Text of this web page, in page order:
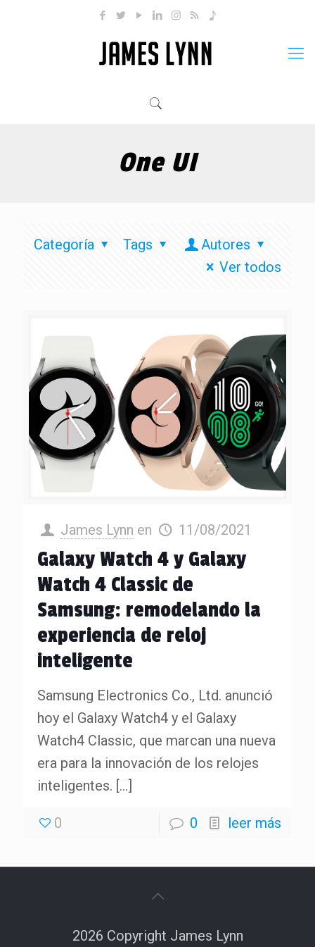
One UI
Categoría Tags
Autores
Ver todos
James Lynn en 11/08/2021
Galaxy Watch 4 y Galaxy
Watch 4 Classic de
Samsung: remodelando la
experiencia de reloj
inteligente
Samsung Electronics Co., Ltd. anunció
hoy el Galaxy Watch4 y el Galaxy
Watch4 Classic, que marcan una nueva
era para la innovación de los relojes
inteligentes. […]
0 0 leer más
2026 Copyright James Lynn